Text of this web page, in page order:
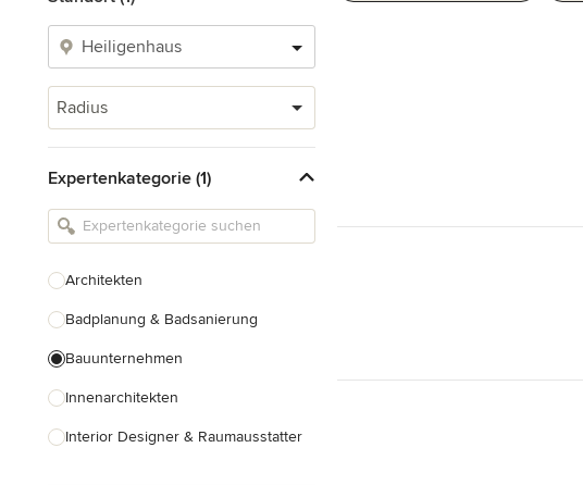
Radius
Expertenkategorie (1)
Architekten
Badplanung & Badsanierung
Bauunternehmen
Innenarchitekten
Interior Designer & Raumausstatter